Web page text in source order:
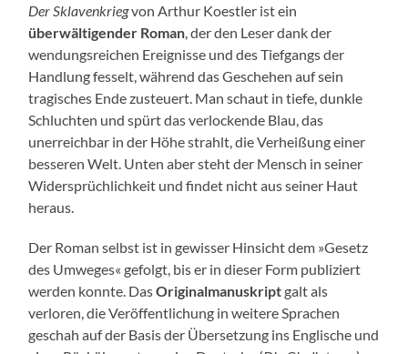
Der Sklavenkriegvon Arthur Koestler ist ein
überwältigender Roman , der den Leser dank der
wendungsreichen Ereignisse und des Tiefgangs der
Handlung fesselt, während das Geschehen auf sein
tragisches Ende zusteuert. Man schaut in tiefe, dunkle
Schluchten und spürt das verlockende Blau, das
unerreichbar in der Höhe strahlt, die Verheißung einer
besseren Welt. Unten aber steht der Mensch in seiner
Widersprüchlichkeit und findet nicht aus seiner Haut
heraus.
Der Roman selbst ist in gewisser Hinsicht dem »Gesetz
des Umweges« gefolgt, bis er in dieser Form publiziert
werden konnte. DasOriginalmanuskriptgalt als
verloren, die Veröffentlichung in weitere Sprachen
geschah auf der Basis der Übersetzung ins Englische und